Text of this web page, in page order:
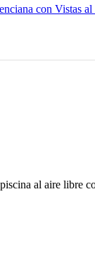
con Vistas al
al aire libre